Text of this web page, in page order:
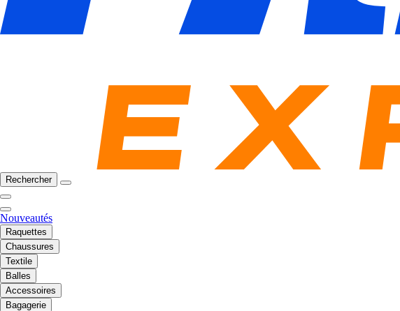
Rechercher
Nouveautés
Raquettes
Chaussures
Textile
Balles
Accessoires
Bagagerie